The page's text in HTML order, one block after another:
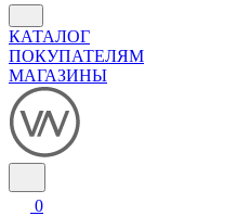
КАТАЛОГ
ПОКУПАТЕЛЯМ
МАГАЗИНЫ
0